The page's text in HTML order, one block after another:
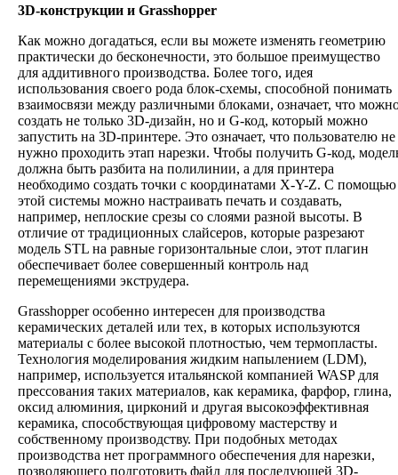
3D-конструкции и Grasshopper
Как можно догадаться, если вы можете изменять геометрию
практически до бесконечности, это большое преимущество
для аддитивного производства. Более того, идея
использования своего рода блок-схемы, способной понимать
взаимосвязи между различными блоками, означает, что
создать не только 3D-дизайн, но и G-код, который можно
запустить на 3D-принтере. Это означает, что пользователю не
нужно проходить этап нарезки. Чтобы получить G-код,
должна быть разбита на полилинии, а для принтера
необходимо создать точки с координатами X-Y-Z. С помощью
этой системы можно настраивать печать и создавать,
например, неплоские срезы со слоями разной высоты. В
отличие от традиционных слайсеров, которые разрезают
модель STL на равные горизонтальные слои, этот плагин
обеспечивает более совершенный контроль над
перемещениями экструдера.
Grasshopper особенно интересен для производства
керамических деталей или тех, в которых используются
материалы с более высокой плотностью, чем термопласты.
Технология моделирования жидким напылением (LDM),
например, используется итальянской компанией WASP для
прессования таких материалов, как керамика, фарфор, глина,
оксид алюминия, цирконий и другая высокоэффективная
керамика, способствующая цифровому мастерству и
собственному производству. При подобных методах
производства нет программного обеспечения для нарезки,
позволяющего подготовить файл для последующей 3D-